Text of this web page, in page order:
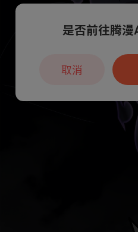
本章节仅支持App
户7天
是否前往腾
取消